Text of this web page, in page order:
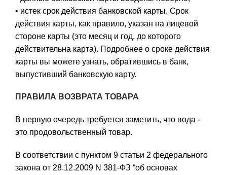
• истек срок действия банковской карты. Срок
действия карты, как правило, указан на лицевой
стороне карты (это месяц и год, до которого
действительна карта). Подробнее о сроке действия
карты вы можете узнать, обратившись в банк,
выпустивший банковскую карту.
ПРАВИЛА ВОЗВРАТА ТОВАРА
В первую очередь требуется заметить, что вода -
это продовольственный товар.
В соответствии с пунктом 9 статьи 2 федерального
закона от 28.12.2009 N 381-ФЗ “об основах